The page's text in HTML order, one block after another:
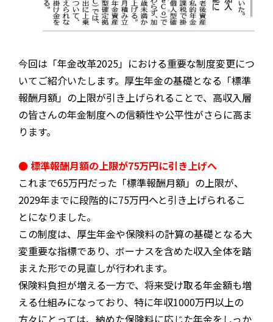
今回は「年金改革2025」における重要な制度変更につ
いてご紹介いたします。厚生年金の基礎となる「標準
報酬月額」の上限が引き上げられることで、高収入層
の皆さんの年金制度への信頼性や公平性がさらに高ま
ります。
● 標準報酬月額の上限が75万円に引き上げへ
これまで65万円だった「標準報酬月額」の上限が、
2029年までに段階的に75万円へと引き上げられるこ
とになりました。
この制度は、厚生年金や保険料の計算の基礎となる大
変重要な指標であり、ボーナスを含めた収入全体を踏
まえた形での見直しが行われます。
保険料負担が増える一方で、将来受け取る年金額も増
える仕組みになっており、特に年収1000万円以上の
方々にとっては、納めた保険料に応じた年金をしっか